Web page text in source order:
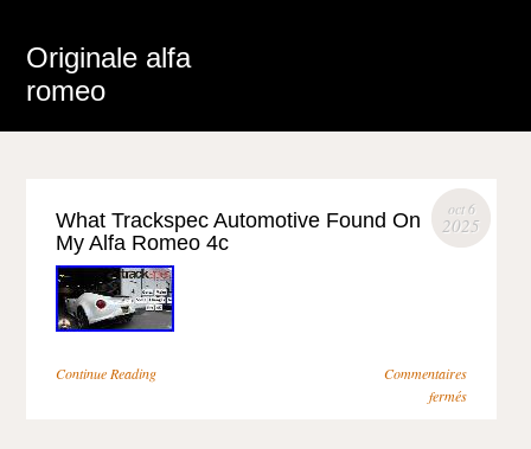
Originale alfa
romeo
oct 6
2025
What Trackspec Automotive Found On
My Alfa Romeo 4c
Continue Reading
Commentaires
fermés